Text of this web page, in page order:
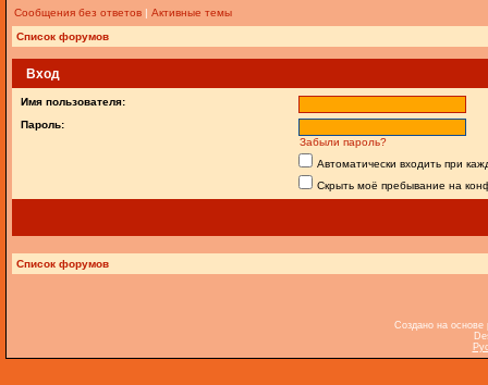
Сообщения без ответов | Активные темы
Список форумов
Вход
Имя пользователя:
Пароль:
Забыли пароль?
Автоматически входить при
Скрыть моё пребывание на
Список форумов
Создано на основе